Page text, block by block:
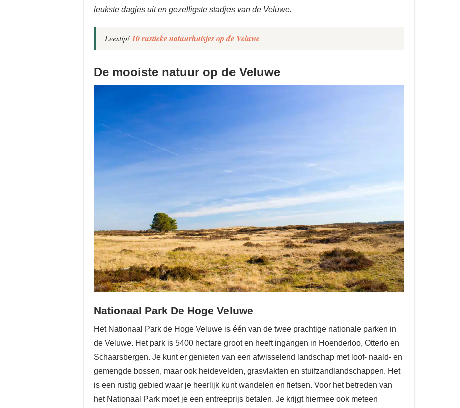
leukste dagjes uit en gezelligste stadjes van de Veluwe.
Leestip!10 rustieke natuurhuisjes op de Veluwe
De mooiste natuur op de Veluwe
Nationaal Park De Hoge Veluwe
Het Nationaal Park de Hoge Veluwe is één van de twee prachtige nationale parken in
de Veluwe. Het park is 5400 hectare groot en heeft ingangen in Hoenderloo, Otterlo en
Schaarsbergen. Je kunt er genieten van een afwisselend landschap met loof- naald- en
gemengde bossen, maar ook heidevelden, grasvlakten en stuifzandlandschappen. Het
is een rustig gebied waar je heerlijk kunt wandelen en fietsen. Voor het betreden van
het Nationaal Park moet je een entreeprijs betalen. Je krijgt hiermee ook meteen